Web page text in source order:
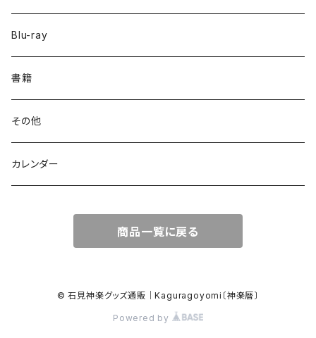
Blu-ray
書籍
その他
カレンダー
商品一覧に戻る
© 石見神楽グッズ通販│Kaguragoyomi〔神楽暦〕
Powered by